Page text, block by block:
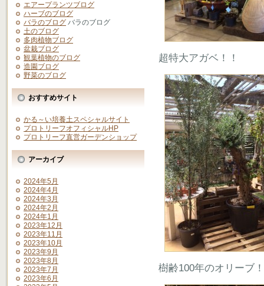
エアープランツブログ
ハーブのブログ
バラのブログ バラのブログ
土のブログ
多肉植物ブログ
盆栽ブログ
観葉植物のブログ
造園ブログ
野菜のブログ
おすすめサイト
かる～い培養土スペシャルサイト
プロトリーフオフィシャルHP
プロトリーフ直営ガーデンショップ
アーカイブ
2024年5月
2024年4月
2024年3月
2024年2月
2024年1月
2023年12月
2023年11月
2023年10月
2023年9月
2023年8月
2023年7月
2023年6月
超特大アガベ！！
樹齢100年のオリーブ